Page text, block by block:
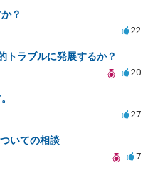
？
22
トラブルに発展するか？
20
27
いての相談
7